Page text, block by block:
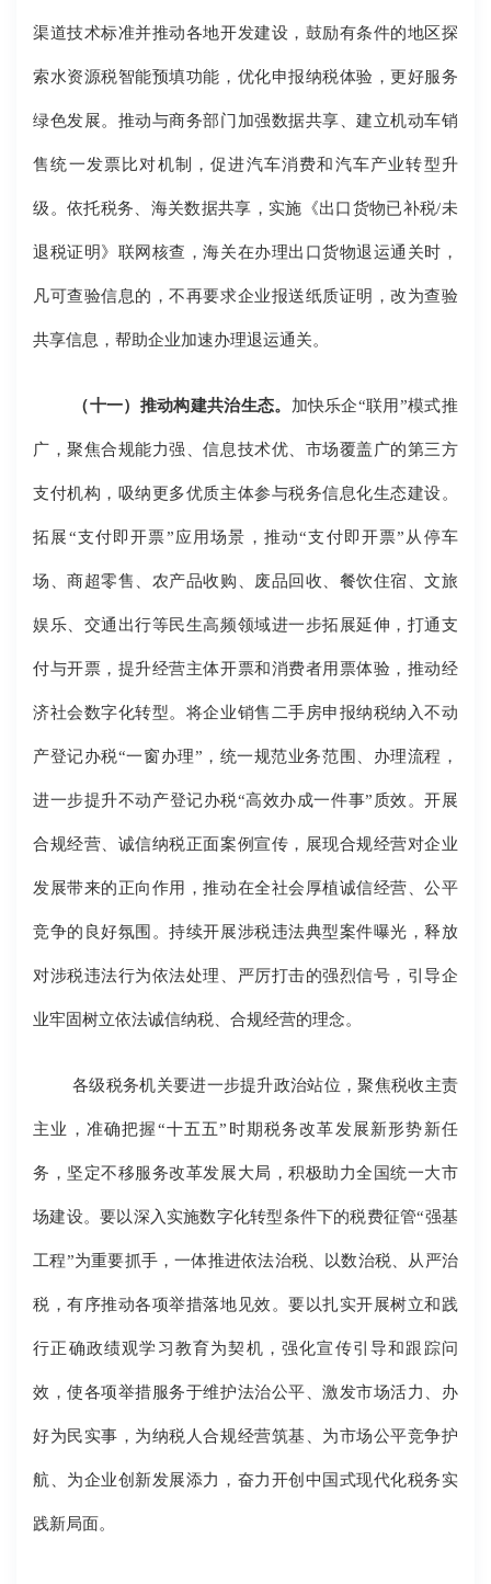
渠道技术标准并推动各地开发建设，鼓励有条件的地区探
索水资源税智能预填功能，优化申报纳税体验，更好服务
绿色发展。推动与商务部门加强数据共享、建立机动车销
售统一发票比对机制，促进汽车消费和汽车产业转型升
级。依托税务、海关数据共享，实施《出口货物已补税/未
退税证明》联网核查，海关在办理出口货物退运通关时，
凡可查验信息的，不再要求企业报送纸质证明，改为查验
共享信息，帮助企业加速办理退运通关。
（十一）推动构建共治生态。 加快乐企“联用”模式推
广，聚焦合规能力强、信息技术优、市场覆盖广的第三方
支付机构，吸纳更多优质主体参与税务信息化生态建设。
拓展“支付即开票”应用场景，推动“支付即开票”从停车
场、商超零售、农产品收购、废品回收、餐饮住宿、文旅
娱乐、交通出行等民生高频领域进一步拓展延伸，打通支
付与开票，提升经营主体开票和消费者用票体验，推动经
济社会数字化转型。将企业销售二手房申报纳税纳入不动
产登记办税“一窗办理”，统一规范业务范围、办理流程，
进一步提升不动产登记办税“高效办成一件事”质效。开展
合规经营、诚信纳税正面案例宣传，展现合规经营对企业
发展带来的正向作用，推动在全社会厚植诚信经营、公平
竞争的良好氛围。持续开展涉税违法典型案件曝光，释放
对涉税违法行为依法处理、严厉打击的强烈信号，引导企
业牢固树立依法诚信纳税、合规经营的理念。
各级税务机关要进一步提升政治站位，聚焦税收主责
主业，准确把握“十五五”时期税务改革发展新形势新任
务，坚定不移服务改革发展大局，积极助力全国统一大市
场建设。要以深入实施数字化转型条件下的税费征管“强基
工程”为重要抓手，一体推进依法治税、以数治税、从严治
税，有序推动各项举措落地见效。要以扎实开展树立和践
行正确政绩观学习教育为契机，强化宣传引导和跟踪问
效，使各项举措服务于维护法治公平、激发市场活力、办
好为民实事，为纳税人合规经营筑基、为市场公平竞争护
航、为企业创新发展添力，奋力开创中国式现代化税务实
践新局面。